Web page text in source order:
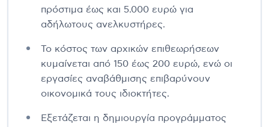
πρόστιμα έως και 5.000 ευρώ για
αδήλωτους ανελκυστήρες.
Το κόστος των αρχικών επιθεωρήσεων
κυμαίνεται από 150 έως 200 ευρώ, ενώ οι
εργασίες αναβάθμισης επιβαρύνουν
οικονομικά τους ιδιοκτήτες.
Εξετάζεται η δημιουργία προγράμματος